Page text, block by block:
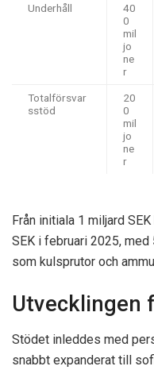
Underhåll
40
0
mil
jo
ne
r
Totalförsvar
sstöd
20
0
mil
jo
ne
r
Från initiala 1 miljard
SEK i februari 2025,
som kulsprutor och
Utvecklingen
Stödet inleddes med
snabbt expanderat till